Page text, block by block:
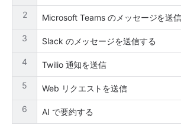
2 Microsoft Teams のメッセージを送
3 Slack のメッセージを送信する
4 Twilio 通知を送信
5 Web リクエストを送信
6 AI で要約する